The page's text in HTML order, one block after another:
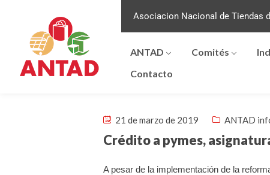
Asociacion Nacional de Tiendas
ANTAD Comités
Contacto
21 de marzo de 2019 ANTAD
Crédito a pymes,
A pesar de la implementación de la